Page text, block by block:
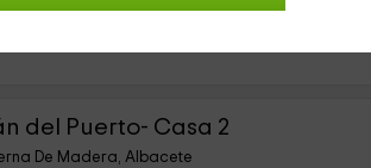
puedas disfrutar de la provincia de Albacete.
del Puerto- Casa 2
De Madera, Albacete